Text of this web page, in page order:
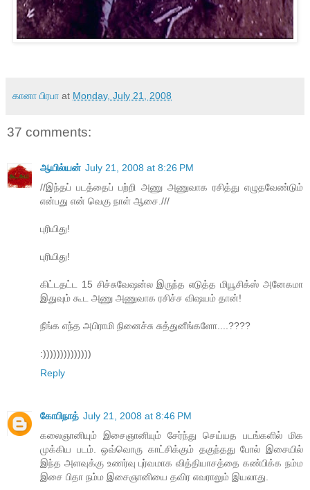
கானா பிரபா at Monday, July 21, 2008
37 comments:
ஆயில்யன் July 21, 2008 at 8:26 PM
//இந்தப் படத்தைப் பற்றி அணு அணுவாக ரசித்து எழுதவேண்டும்
என்பது என் வெகு நாள் ஆசை.///
புரியிது!
புரியிது!
கிட்டதட்ட 15 சிச்சுவேஷன்ல இருந்த எடுத்த மியூசிக்ஸ் அனேகமா
இதுவும் கூட அணு அணுவாக ரசிச்ச விஷயம் தான்!
நீங்க எந்த அபிராமி நினைச்சு சுத்துனீங்களோ....????
:))))))))))))))
Reply
கோபிநாத் July 21, 2008 at 8:46 PM
கலைஞானியும் இசைஞானியும் சேர்ந்து செய்யத படங்களில் மிக
முக்கிய படம். ஒவ்வொரு காட்சிக்கும் தகுந்தது போல் இசையில்
இந்த அளவுக்கு உணர்வு புர்வமாக வித்தியாசத்தை கண்பிக்க நம்ம
இசை பிதா நம்ம இசைஞானியை தவிர எவராலும் இயலாது.